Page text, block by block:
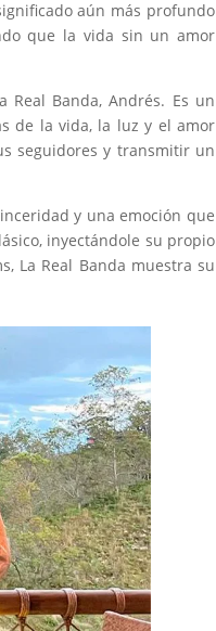
aún más profundo
que la vida sin un amor
Banda, Andrés. Es un
de la vida, la luz y el amor
seguidores y transmitir un
y una emoción que
inyectándole su propio
La Real Banda muestra su